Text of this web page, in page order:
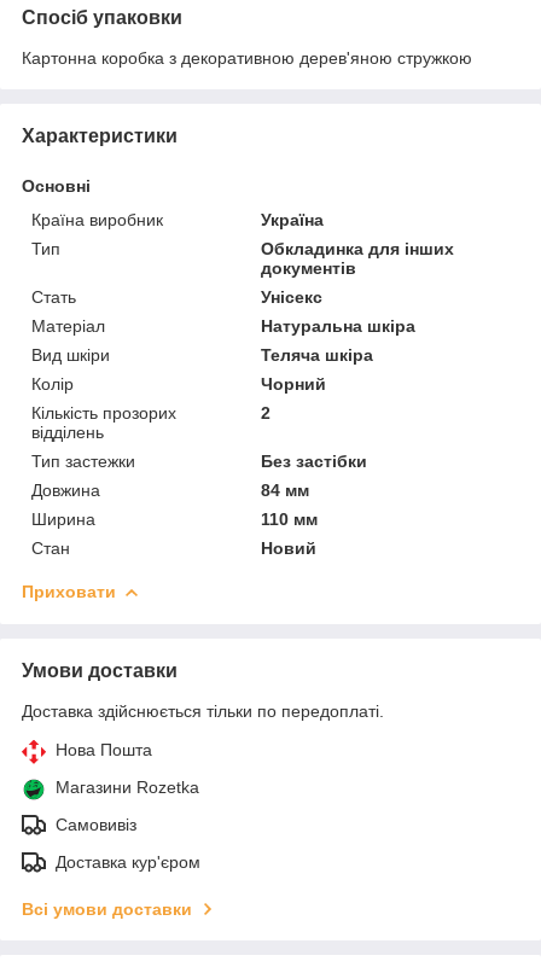
Спосіб упаковки
Картонна коробка з декоративною дерев'яною стружкою
Характеристики
Основні
Країна виробник
Україна
Тип
Обкладинка для інших
документів
Стать
Унісекс
Матеріал
Натуральна шкіра
Вид шкіри
Теляча шкіра
Колір
Чорний
Кількість прозорих
відділень
2
Тип застежки
Без застібки
Довжина
84 мм
Ширина
110 мм
Стан
Новий
Приховати
Умови доставки
Доставка здійснюється тільки по передоплаті.
Нова Пошта
Магазини Rozetka
Самовивіз
Доставка кур'єром
Всі умови доставки